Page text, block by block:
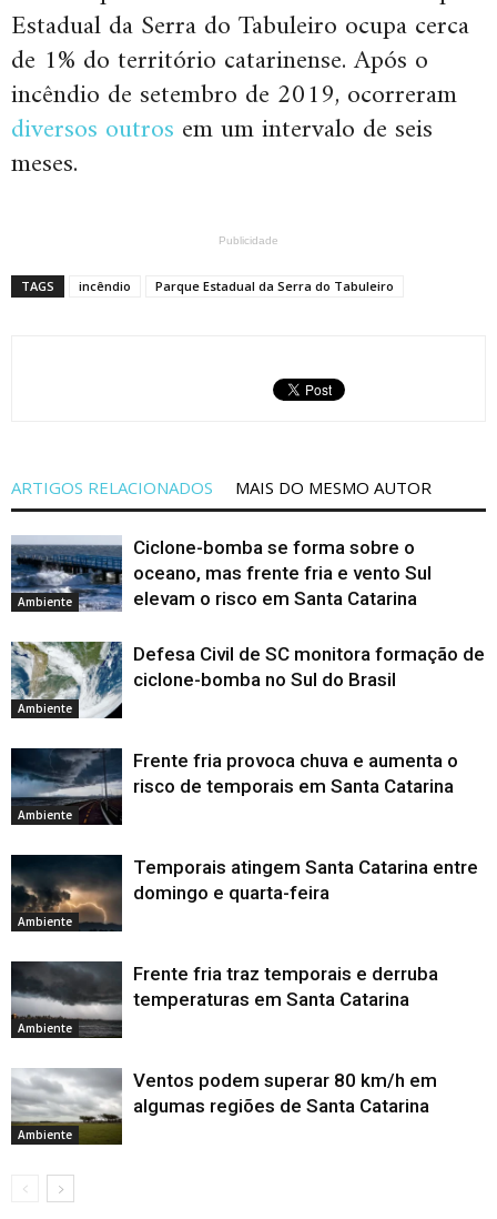
Estadual da Serra do Tabuleiro ocupa cerca
de 1% do território catarinense. Após o
incêndio de setembro de 2019, ocorreram
diversos outros em um intervalo de seis
meses.
Publicidade
TAGS incêndio Parque Estadual da Serra do Tabuleiro
ARTIGOS RELACIONADOS MAIS DO MESMO AUTOR
Ambiente
Ciclone-bomba se forma sobre o
oceano, mas frente fria e vento Sul
elevam o risco em Santa Catarina
Ambiente
Defesa Civil de SC monitora formação de
ciclone-bomba no Sul do Brasil
Ambiente
Frente fria provoca chuva e aumenta o
risco de temporais em Santa Catarina
Ambiente
Temporais atingem Santa Catarina entre
domingo e quarta-feira
Ambiente
Frente fria traz temporais e derruba
temperaturas em Santa Catarina
Ambiente
Ventos podem superar 80 km/h em
algumas regiões de Santa Catarina